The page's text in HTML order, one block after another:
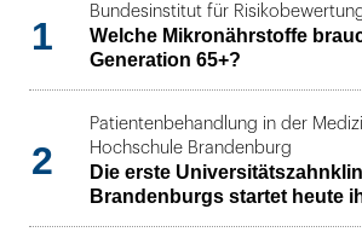
1
Bundesinstitut für
Welche Mikronährstoffe
Generation 65+?
2
Patientenbehandlung in der
Hochschule Brandenburg
Die erste
Brandenburgs startet heute